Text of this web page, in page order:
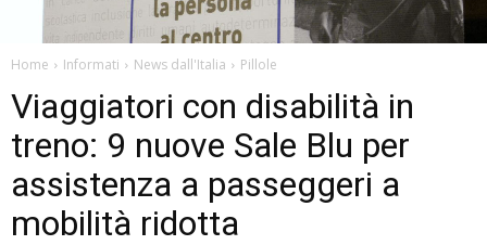
Home Informati News dall'Italia Pillole
Viaggiatori con disabilità in
treno: 9 nuove Sale Blu per
assistenza a passeggeri a
mobilità ridotta